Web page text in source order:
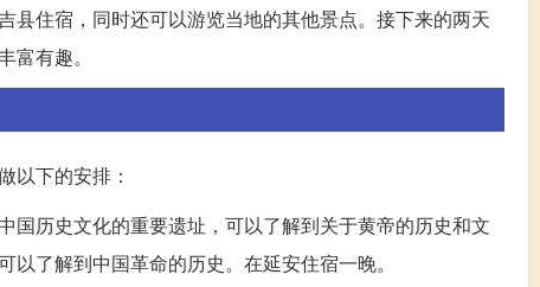
住宿，同时还可以游览当地的其他景点。接下来的两天
有趣。
以下的安排：
历史文化的重要遗址，可以了解到关于黄帝的历史和文
了解到中国革命的历史。在延安住宿一晚。